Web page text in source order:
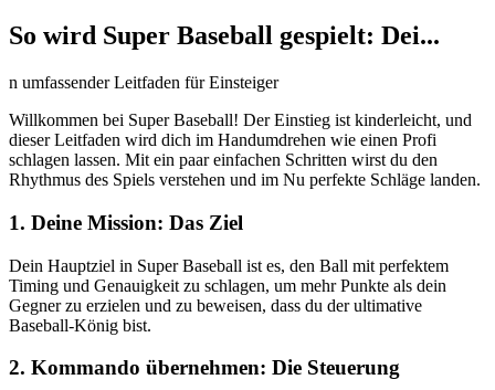
So wird Super Baseball gespielt: Dei...
n umfassender Leitfaden für Einsteiger
Willkommen bei Super Baseball! Der Einstieg ist kinderleicht, und
dieser Leitfaden wird dich im Handumdrehen wie einen Profi
schlagen lassen. Mit ein paar einfachen Schritten wirst du den
Rhythmus des Spiels verstehen und im Nu perfekte Schläge landen.
1. Deine Mission: Das Ziel
Dein Hauptziel in Super Baseball ist es, den Ball mit perfektem
Timing und Genauigkeit zu schlagen, um mehr Punkte als dein
Gegner zu erzielen und zu beweisen, dass du der ultimative
Baseball-König bist.
2. Kommando übernehmen: Die Steuerung